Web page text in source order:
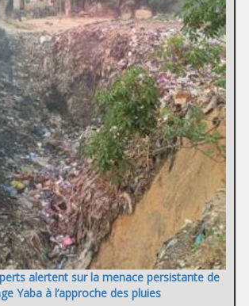
alertent sur la menace persistante de
Yaba à l’approche des pluies